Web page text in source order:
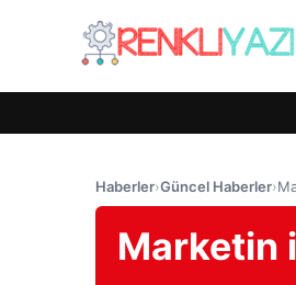
Haberler›Güncel Haberler›
Marketin